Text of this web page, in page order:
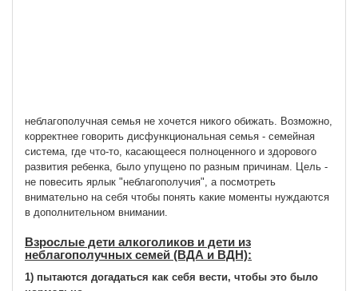
неблагополучная семья не хочется никого обижать. Возможно,
корректнее говорить дисфункциональная семья - семейная
система, где что-то, касающееся полноценного и здорового
развития ребенка, было упущено по разным причинам. Цель -
не повесить ярлык "неблагополучия", а посмотреть
внимательно на себя чтобы понять какие моменты нуждаются
в дополнительном внимании.
Взрослые дети алкоголиков и дети из
неблагополучных семей (ВДА и ВДН):
1) пытаются догадаться как себя вести, чтобы это было